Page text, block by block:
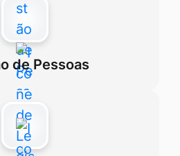
de Pessoas